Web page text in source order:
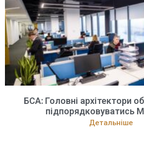
БСА: Головні архітектори
підпорядковуватись
Детальніше